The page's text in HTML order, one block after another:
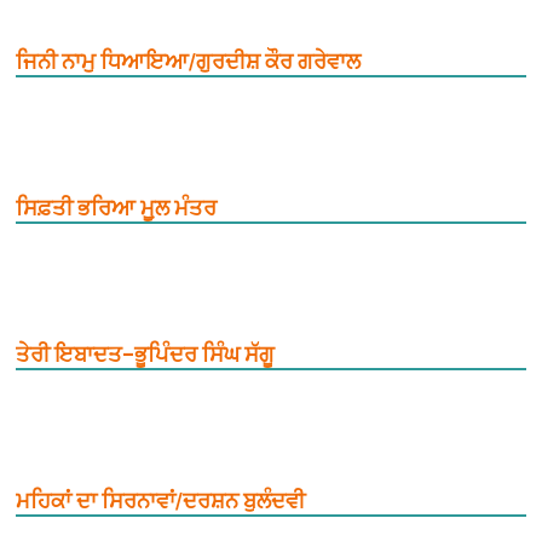
ਜਿਨੀ ਨਾਮੁ ਧਿਆਇਆ/ਗੁਰਦੀਸ਼ ਕੌਰ ਗਰੇਵਾਲ
ਸਿਫ਼ਤੀ ਭਰਿਆ ਮੂ਼ਲ ਮੰਤਰ
ਤੇਰੀ ਇਬਾਦਤ–ਭੂਪਿੰਦਰ ਸਿੰਘ ਸੱਗੂ
ਮਹਿਕਾਂ ਦਾ ਸਿਰਨਾਵਾਂ/ਦਰਸ਼ਨ ਬੁਲੰਦਵੀ